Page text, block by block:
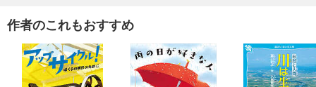
作者のこれもおすすめ